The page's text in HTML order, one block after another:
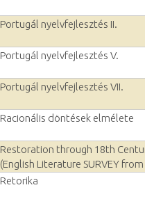
Portugál nyelvfejlesztés II.
Portugál nyelvfejlesztés V.
Portugál nyelvfejlesztés VII.
Racionális döntések elmélete
Restoration through 18th
(English Literature SURVEY
Retorika